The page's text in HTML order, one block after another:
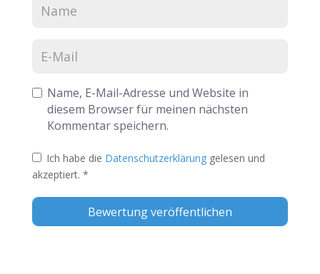
Name, E-Mail-Adresse und Website in
diesem Browser für meinen nächsten
Kommentar speichern.
Ich habe die Datenschutzerklärung gelesen und
akzeptiert. *